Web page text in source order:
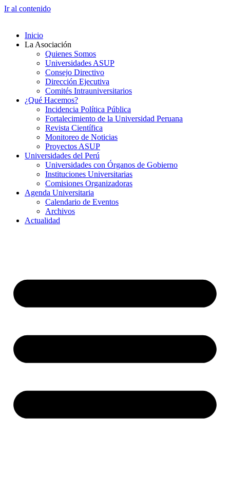
Ir al contenido
Inicio
La Asociación
Quienes Somos
Universidades ASUP
Consejo Directivo
Dirección Ejecutiva
Comités Intrauniversitarios
¿Qué Hacemos?
Incidencia Política Pública
Fortalecimiento de la Universidad Peruana
Revista Científica
Monitoreo de Noticias
Proyectos ASUP
Universidades del Perú
Universidades con Órganos de Gobierno
Instituciones Universitarias
Comisiones Organizadoras
Agenda Universitaria
Calendario de Eventos
Archivos
Actualidad